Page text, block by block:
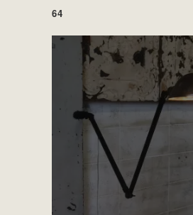
64